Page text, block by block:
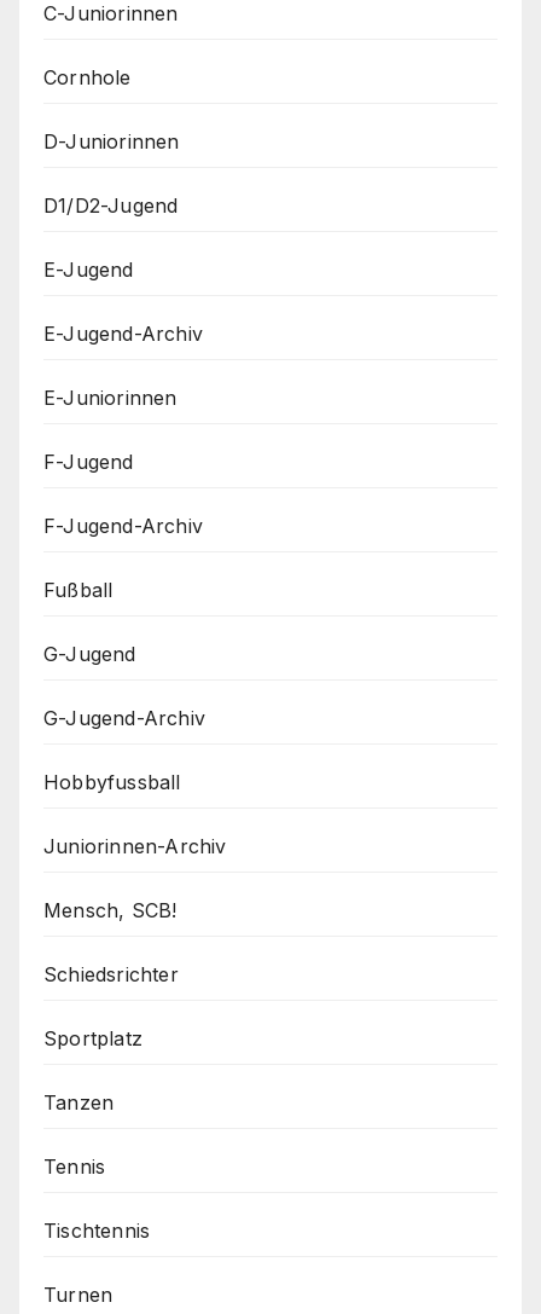
C-Juniorinnen
Cornhole
D-Juniorinnen
D1/D2-Jugend
E-Jugend
E-Jugend-Archiv
E-Juniorinnen
F-Jugend
F-Jugend-Archiv
Fußball
G-Jugend
G-Jugend-Archiv
Hobbyfussball
Juniorinnen-Archiv
Mensch, SCB!
Schiedsrichter
Sportplatz
Tanzen
Tennis
Tischtennis
Turnen